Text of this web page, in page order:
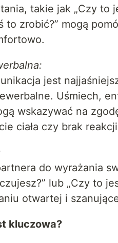
takie jak „Czy to
to zrobić?” mogą
jest
Uśmiech,
wskazywać na
ciała czy brak
do wyrażania
lub „Czy to
otwartej i
kluczowa?